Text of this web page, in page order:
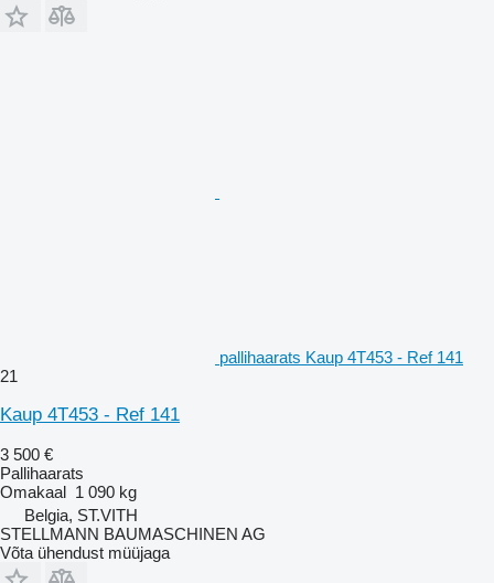
pallihaarats Kaup 4T453 - Ref 141
21
Kaup 4T453 - Ref 141
3 500 €
Pallihaarats
Omakaal 1 090 kg
Belgia, ST.VITH
STELLMANN BAUMASCHINEN AG
Võta ühendust müüjaga